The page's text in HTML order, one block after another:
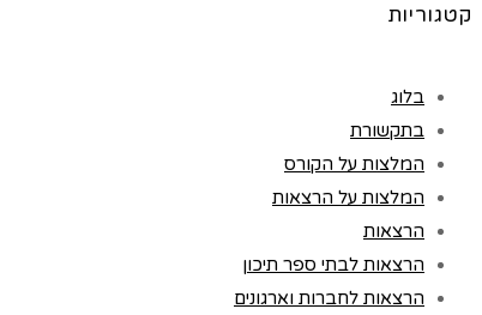
קטגוריות
בלוג
בתקשורת
המלצות על הקורס
המלצות על הרצאות
הרצאות
הרצאות לבתי ספר תיכון
הרצאות לחברות וארגונים